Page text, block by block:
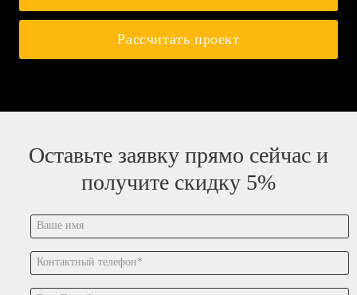
Рассчитать проект
Оставьте заявку прямо сейчас и
получите скидку 5%